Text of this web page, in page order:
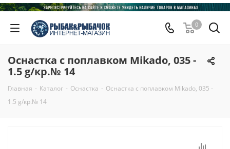
0
Оснастка с поплавком Mikado, 035 -
1.5 g/кр.№ 14
Главная - Каталог - Оснастка - Оснастка с поплавком Mikado, 035 -
1.5 g/кр.№ 14